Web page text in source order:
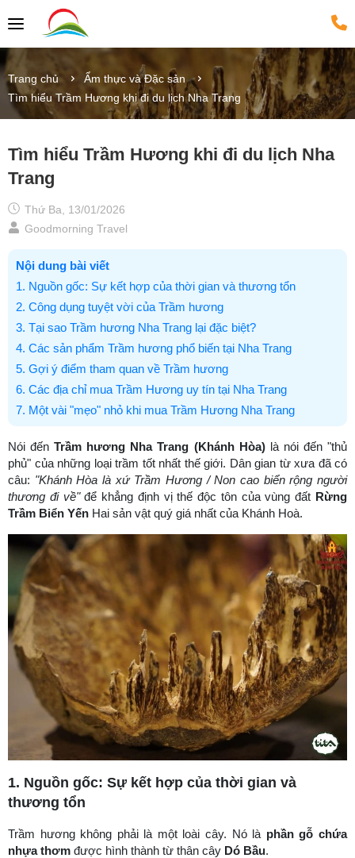
Trang chủ
Ẩm thực và Đặc sản
Tìm hiểu Trầm Hương khi đi du lịch Nha Trang
Tìm hiểu Trầm Hương khi đi du lịch Nha
Trang
Thứ Ba, 13/01/2026
Goodmorning Travel
Nội dung bài viết
1. Nguồn gốc: Sự kết hợp của thời gian và thương tổn
2. Công dụng tuyệt vời của Trầm hương
3. Tại sao Trầm hương Nha Trang lại đặc biệt?
4. Các sản phẩm Trầm hương phổ biến tại Nha Trang
5. Gợi ý điểm tham quan về Trầm hương
6. Các địa chỉ mua Trầm Hương uy tín tại Nha Trang
7. Một vài "mẹo" nhỏ khi mua Trầm Hương Nha Trang
Nói đếnTrầm hương Nha Trang (Khánh Hòa)là nói đến "thủ
phủ" của những loại trầm tốt nhất thế giới. Dân gian từ xưa đã có
câu: "Khánh Hòa là xứ Trầm Hương / Non cao biển rộng người
thương đi về"để khẳng định vị thế độc tôn của vùng đất Rừng
Trầm Biển Yến Hai sản vật quý giá nhất của Khánh Hoà.
1. Nguồn gốc: Sự kết hợp của thời gian và
thương tổn
Trầm hương không phải là một loài cây. Nó là phần gỗ chứa
nhựa thơm được hình thành từ thân cây Dó Bầu.